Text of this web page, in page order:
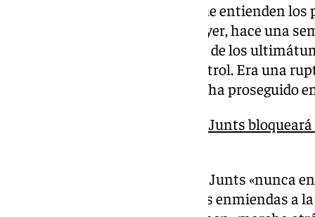
«Parece que el único lenguaje que entienden
llevar al límite todo. Nosotros ayer, hace una
No era un ultimátum, el tiempo de los
claro en la última sesión de control. Era una
avaló la militancia del partido», ha proseguido
Elecciones en el horizonte: Junts
De este modo, ha sostenido que Junts «nunca
su ruptura con el Ejecutivo y sus enmiendas a